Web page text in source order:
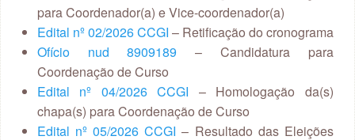
para Coordenador(a) e Vice-coordenador(a)
Edital nº 02/2026 CCGI – Retificação do cronograma
Ofício nud 8909189 – Candidatura para
Coordenação de Curso
Edital nº 04/2026 CCGI – Homologação da(s)
chapa(s) para Coordenação de Curso
Edital nº 05/2026 CCGI – Resultado das Eleições